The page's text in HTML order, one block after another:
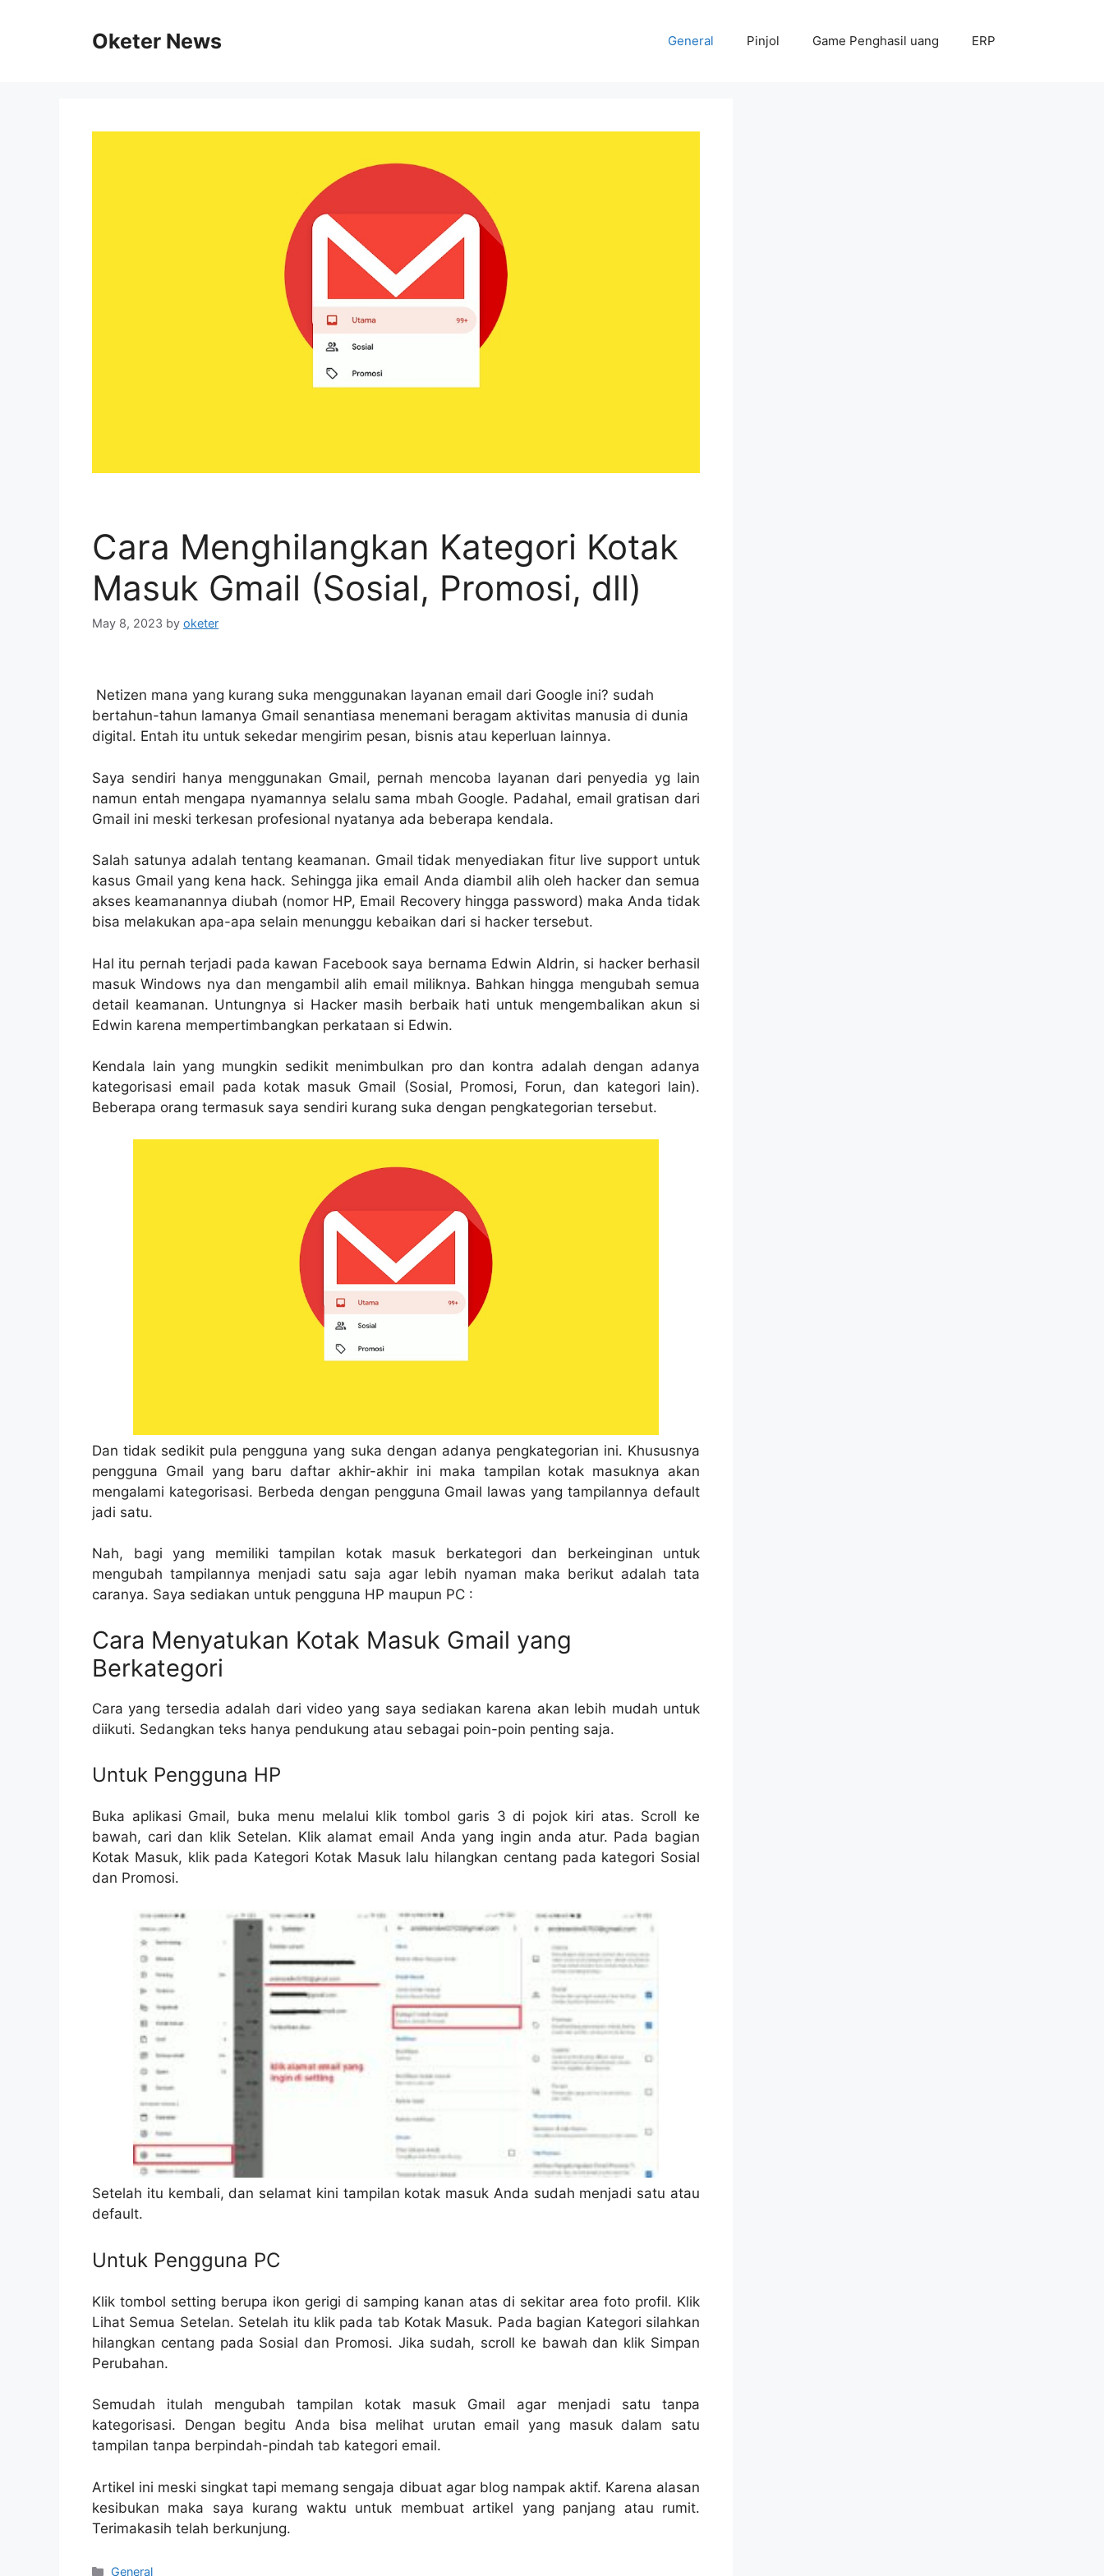
Oketer News General Pinjol Game Penghasil uang ERP
Cara Menghilangkan Kategori Kotak
Masuk Gmail (Sosial, Promosi, dll)
May 8, 2023 by oketer
Netizen mana yang kurang suka menggunakan layanan email dari Google ini? sudah
bertahun-tahun lamanya Gmail senantiasa menemani beragam aktivitas manusia di dunia
digital. Entah itu untuk sekedar mengirim pesan, bisnis atau keperluan lainnya.
Saya sendiri hanya menggunakan Gmail, pernah mencoba layanan dari penyedia yg lain
namun entah mengapa nyamannya selalu sama mbah Google. Padahal, email gratisan dari
Gmail ini meski terkesan profesional nyatanya ada beberapa kendala.
Salah satunya adalah tentang keamanan. Gmail tidak menyediakan fitur live support untuk
kasus Gmail yang kena hack. Sehingga jika email Anda diambil alih oleh hacker dan semua
akses keamanannya diubah (nomor HP, Email Recovery hingga password) maka Anda tidak
bisa melakukan apa-apa selain menunggu kebaikan dari si hacker tersebut.
Hal itu pernah terjadi pada kawan Facebook saya bernama Edwin Aldrin, si hacker berhasil
masuk Windows nya dan mengambil alih email miliknya. Bahkan hingga mengubah semua
detail keamanan. Untungnya si Hacker masih berbaik hati untuk mengembalikan akun si
Edwin karena mempertimbangkan perkataan si Edwin.
Kendala lain yang mungkin sedikit menimbulkan pro dan kontra adalah dengan adanya
kategorisasi email pada kotak masuk Gmail (Sosial, Promosi, Forun, dan kategori lain).
Beberapa orang termasuk saya sendiri kurang suka dengan pengkategorian tersebut.
Dan tidak sedikit pula pengguna yang suka dengan adanya pengkategorian ini. Khususnya
pengguna Gmail yang baru daftar akhir-akhir ini maka tampilan kotak masuknya akan
mengalami kategorisasi. Berbeda dengan pengguna Gmail lawas yang tampilannya default
jadi satu.
Nah, bagi yang memiliki tampilan kotak masuk berkategori dan berkeinginan untuk
mengubah tampilannya menjadi satu saja agar lebih nyaman maka berikut adalah tata
caranya. Saya sediakan untuk pengguna HP maupun PC :
Cara Menyatukan Kotak Masuk Gmail yang
Berkategori
Cara yang tersedia adalah dari video yang saya sediakan karena akan lebih mudah untuk
diikuti. Sedangkan teks hanya pendukung atau sebagai poin-poin penting saja.
Untuk Pengguna HP
Buka aplikasi Gmail, buka menu melalui klik tombol garis 3 di pojok kiri atas. Scroll ke
bawah, cari dan klik Setelan. Klik alamat email Anda yang ingin anda atur. Pada bagian
Kotak Masuk, klik pada Kategori Kotak Masuk lalu hilangkan centang pada kategori Sosial
dan Promosi.
Setelah itu kembali, dan selamat kini tampilan kotak masuk Anda sudah menjadi satu atau
default.
Untuk Pengguna PC
Klik tombol setting berupa ikon gerigi di samping kanan atas di sekitar area foto profil. Klik
Lihat Semua Setelan. Setelah itu klik pada tab Kotak Masuk. Pada bagian Kategori silahkan
hilangkan centang pada Sosial dan Promosi. Jika sudah, scroll ke bawah dan klik Simpan
Perubahan.
Semudah itulah mengubah tampilan kotak masuk Gmail agar menjadi satu tanpa
kategorisasi. Dengan begitu Anda bisa melihat urutan email yang masuk dalam satu
tampilan tanpa berpindah-pindah tab kategori email.
Artikel ini meski singkat tapi memang sengaja dibuat agar blog nampak aktif. Karena alasan
kesibukan maka saya kurang waktu untuk membuat artikel yang panjang atau rumit.
Terimakasih telah berkunjung.
Categories
General